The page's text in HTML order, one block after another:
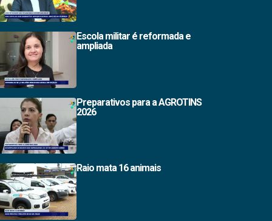
Escola militar é reformada e
ampliada
Preparativos para a AGROTINS
2026
Raio mata 16 animais